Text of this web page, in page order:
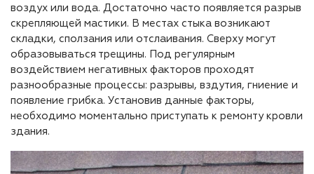
воздух или вода. Достаточно часто появляется разрыв
скрепляющей мастики. В местах стыка возникают
складки, сползания или отслаивания. Сверху могут
образовываться трещины. Под регулярным
воздействием негативных факторов проходят
разнообразные процессы: разрывы, вздутия, гниение и
появление грибка. Установив данные факторы,
необходимо моментально приступать к ремонту кровли
здания.